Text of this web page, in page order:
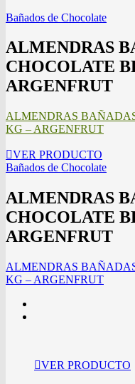
Bañados de Chocolate
ALMENDRAS
CHOCOLATE
ARGENFRUT
ALMENDRAS
KG – ARGENFRUT
VER PRODUCTO
Bañados de Chocolate
ALMENDRAS
CHOCOLATE
ARGENFRUT
ALMENDRAS
KG – ARGENFRUT
VER PRODUCTO